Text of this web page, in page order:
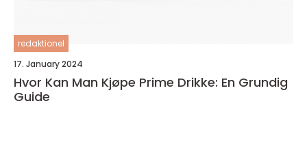
redaktionel
17. January 2024
Hvor Kan Man Kjøpe Prime Drikke: En Grundig
Guide